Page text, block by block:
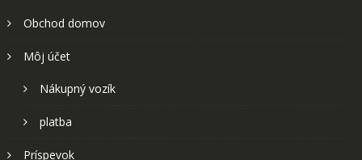
Obchod domov
Môj účet
Nákupný vozík
platba
Príspevok